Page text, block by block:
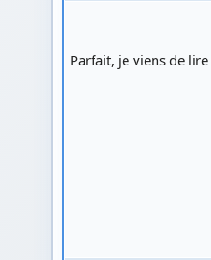
Parfait, je viens de